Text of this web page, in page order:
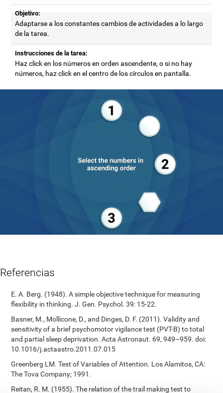
Objetivo:
Adaptarse a los constantes cambios de actividades a lo largo
de la tarea.
Instrucciones de la tarea:
Haz click en los números en orden ascendente, o si no hay
números, haz click en el centro de los círculos en pantalla.
Referencias
E. A. Berg. (1948). A simple objective technique for measuring
flexibility in thinking. J. Gen. Psychol. 39: 15-22.
Basner, M., Mollicone, D., and Dinges, D. F. (2011). Validity and
sensitivity of a brief psychomotor vigilance test (PVT-B) to total
and partial sleep deprivation. Acta Astronaut. 69, 949–959. doi:
10.1016/j.actaastro.2011.07.015
Greenberg LM. Test of Variables of Attention. Los Alamitos, CA:
The Tova Company; 1991.
Reitan, R. M. (1955). The relation of the trail making test to